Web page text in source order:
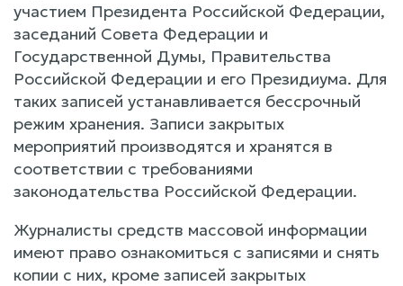
участием Президента Российской Федерации,
заседаний Совета Федерации и
Государственной Думы, Правительства
Российской Федерации и его Президиума. Для
таких записей устанавливается бессрочный
режим хранения. Записи закрытых
мероприятий производятся и хранятся в
соответствии с требованиями
законодательства Российской Федерации.
Журналисты средств массовой информации
имеют право ознакомиться с записями и снять
копии с них, кроме записей закрытых